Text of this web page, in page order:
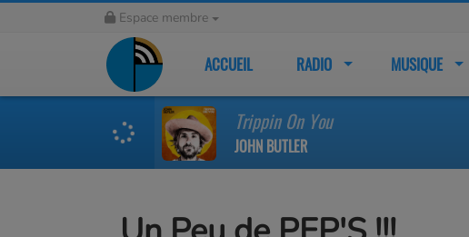
Espace membre
ACCUEIL RADIO MUSIQUE
Trippin On You
JOHN BUTLER